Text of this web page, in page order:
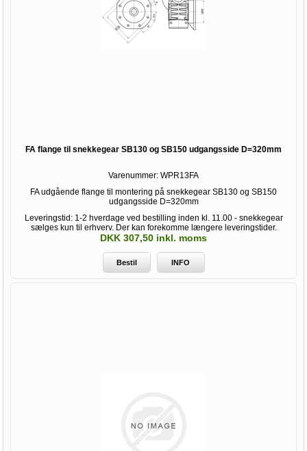
FA flange til snekkegear SB130 og SB150 udgangsside D=320mm
Varenummer: WPR13FA
FA udgående flange til montering på snekkegear SB130 og SB150
udgangsside D=320mm
Leveringstid: 1-2 hverdage ved bestilling inden kl. 11.00 - snekkegear
sælges kun til erhverv. Der kan forekomme længere leveringstider.
DKK 307,50 inkl. moms
Bestil INFO